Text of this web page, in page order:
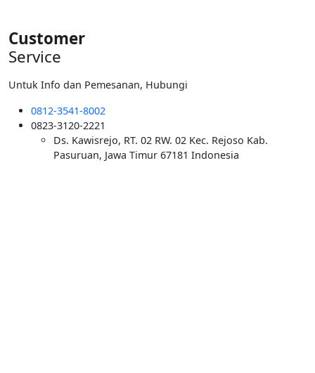
Customer
Service
Untuk Info dan Pemesanan, Hubungi
0812-3541-8002
0823-3120-2221
Ds. Kawisrejo, RT. 02 RW. 02 Kec. Rejoso Kab.
Pasuruan, Jawa Timur 67181 Indonesia